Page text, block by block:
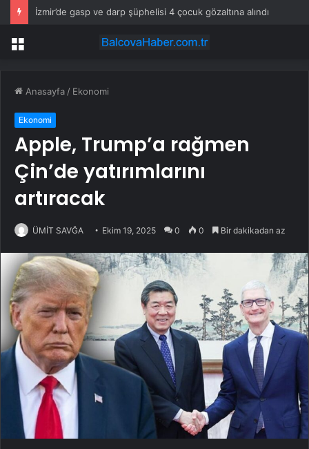
İzmir’de gasp ve darp şüphelisi 4 çocuk gözaltına alındı
Menü
Anasayfa / Ekonomi
Ekonomi
Apple, Trump’a rağmen
Çin’de yatırımlarını
artıracak
ÜMİT SAVĞA Ekim 19, 2025 0 0 Bir dakikadan az